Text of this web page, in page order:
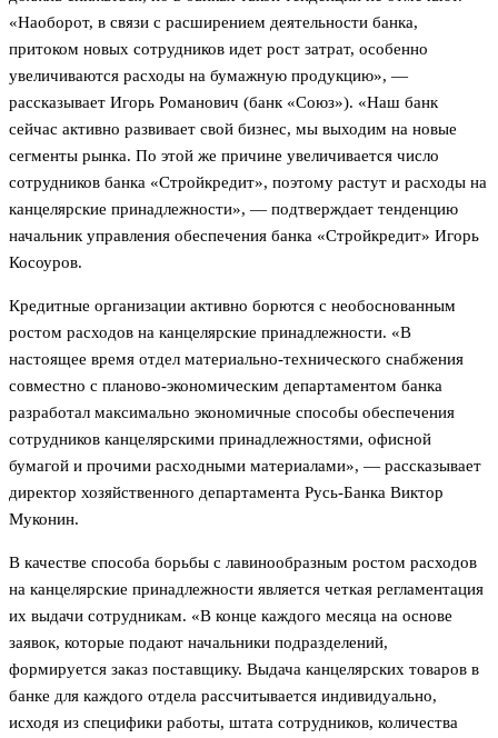
«Наоборот, в связи с расширением деятельности банка,
притоком новых сотрудников идет рост затрат, особенно
увеличиваются расходы на бумажную продукцию», —
рассказывает Игорь Романович (банк «Союз»). «Наш банк
сейчас активно развивает свой бизнес, мы выходим на новые
сегменты рынка. По этой же причине увеличивается число
сотрудников банка «Стройкредит», поэтому растут и расходы на
канцелярские принадлежности», — подтверждает тенденцию
начальник управления обеспечения банка «Стройкредит» Игорь
Косоуров.
Кредитные организации активно борются с необоснованным
ростом расходов на канцелярские принадлежности. «В
настоящее время отдел материально-технического снабжения
совместно с планово-экономическим департаментом банка
разработал максимально экономичные способы обеспечения
сотрудников канцелярскими принадлежностями, офисной
бумагой и прочими расходными материалами», — рассказывает
директор хозяйственного департамента Русь-Банка Виктор
Муконин.
В качестве способа борьбы с лавинообразным ростом расходов
на канцелярские принадлежности является четкая регламентация
их выдачи сотрудникам. «В конце каждого месяца на основе
заявок, которые подают начальники подразделений,
формируется заказ поставщику. Выдача канцелярских товаров в
банке для каждого отдела рассчитывается индивидуально,
исходя из специфики работы, штата сотрудников, количества